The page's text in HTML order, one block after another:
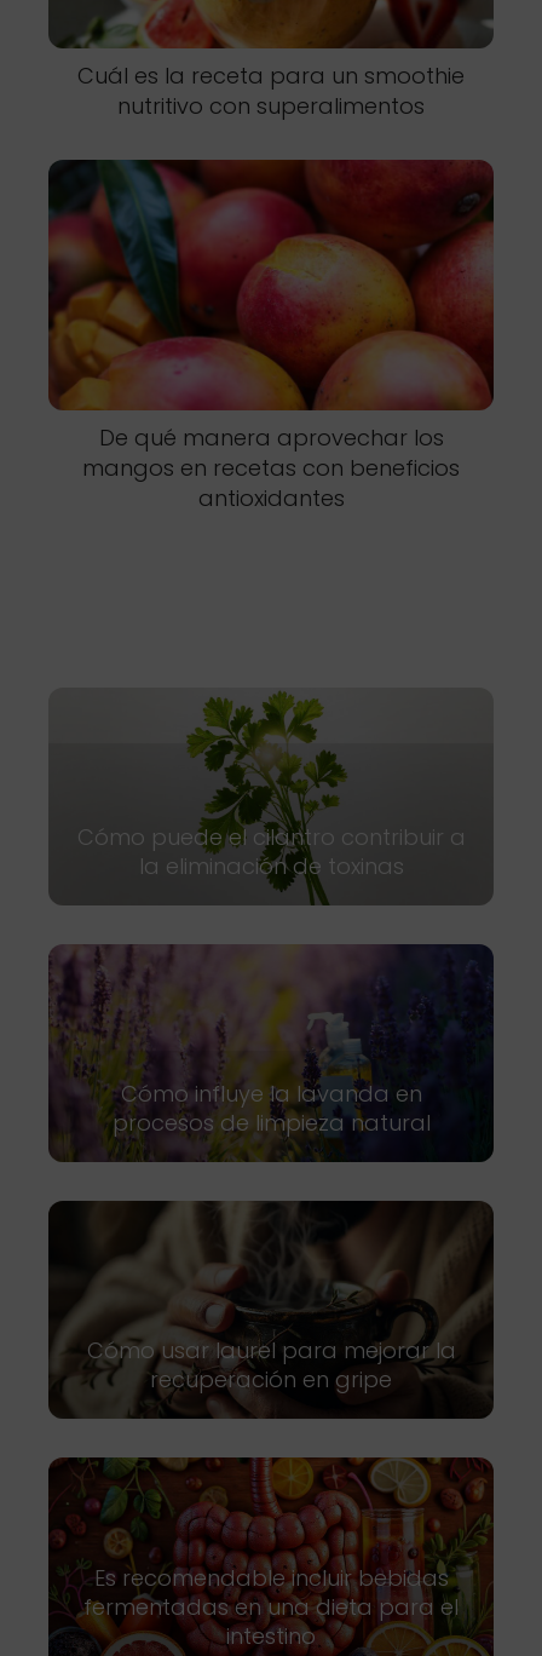
Cuál es la receta para un smoothie
nutritivo con superalimentos
De qué manera aprovechar los
mangos en recetas con beneficios
antioxidantes
Cómo puede el cilantro contribuir a
la eliminación de toxinas
Cómo influye la lavanda en
procesos de limpieza natural
Cómo usar laurel para mejorar la
recuperación en gripe
Es recomendable incluir bebidas
fermentadas en una dieta para el
intestino